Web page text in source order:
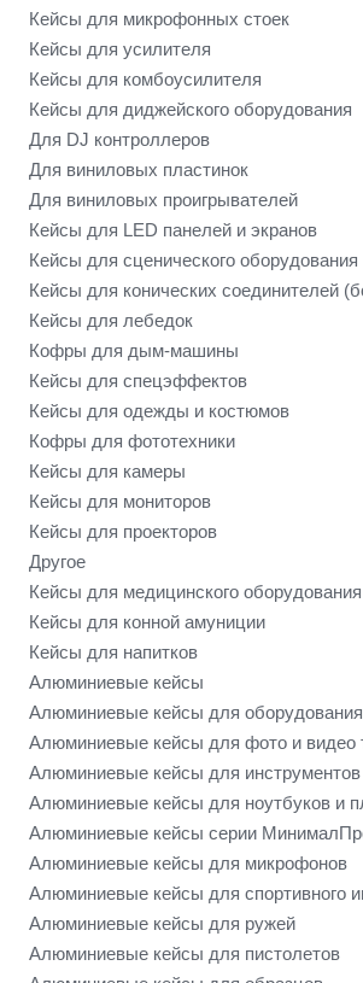
Кейсы для микрофонных стоек
Кейсы для усилителя
Кейсы для комбоусилителя
Кейсы для диджейского оборудования
Для DJ контроллеров
Для виниловых пластинок
Для виниловых проигрывателей
Кейсы для LED панелей и экранов
Кейсы для сценического оборудования
Кейсы для конических соединителей
Кейсы для лебедок
Кофры для дым-машины
Кейсы для спецэффектов
Кейсы для одежды и костюмов
Кофры для фототехники
Кейсы для камеры
Кейсы для мониторов
Кейсы для проекторов
Другое
Кейсы для медицинского оборудования
Кейсы для конной амуниции
Кейсы для напитков
Алюминиевые кейсы
Алюминиевые кейсы для оборудования
Алюминиевые кейсы для фото и видео
Алюминиевые кейсы для инструментов
Алюминиевые кейсы для ноутбуков и
Алюминиевые кейсы серии
Алюминиевые кейсы для микрофонов
Алюминиевые кейсы для спортивного
Алюминиевые кейсы для ружей
Алюминиевые кейсы для пистолетов